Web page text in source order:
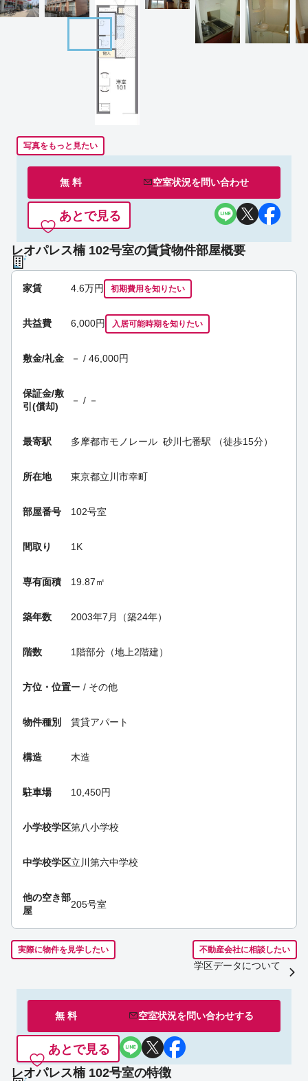
写真をもっと見たい
無 料 空室状況を問い合わせ
あとで見る
レオパレス楠 102号室の賃貸物件部屋概要
家賃 4.6万円 初期費用を知りたい
共益費 6,000円 入居可能時期を知りたい
敷金/礼金 － / 46,000円
保証金/敷
引(償却)
－ / －
最寄駅 多摩都市モノレール 砂川七番駅 （徒歩15分）
所在地 東京都立川市幸町
部屋番号 102号室
間取り 1K
専有面積 19.87㎡
築年数 2003年7月（築24年）
階数 1階部分（地上2階建）
方位・位置ー / その他
物件種別 賃貸アパート
構造 木造
駐車場 10,450円
小学校学区第八小学校
中学校学区立川第六中学校
他の空き部
屋
205号室
実際に物件を見学したい 不動産会社に相談したい
学区データについて
無 料 空室状況を問い合わせする
あとで見る
レオパレス楠 102号室の特徴